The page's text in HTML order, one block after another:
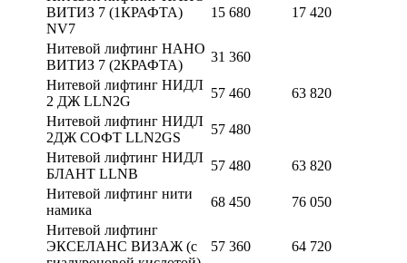
ВИТИЗ 7 (1КРАФТА)
NV7
15 680 17 420
Нитевой лифтинг НАНО
ВИТИЗ 7 (2КРАФТА)
31 360
Нитевой лифтинг НИДЛ
2 ДЖ LLN2G
57 460
63 820
Нитевой лифтинг НИДЛ
2ДЖ СОФТ LLN2GS
57 480
Нитевой лифтинг НИДЛ
БЛАНТ LLNB
57 480
63 820
Нитевой лифтинг нити
намика
68 450
76 050
Нитевой лифтинг
ЭКСЕЛАНС ВИЗАЖ (с
57 360 64 720